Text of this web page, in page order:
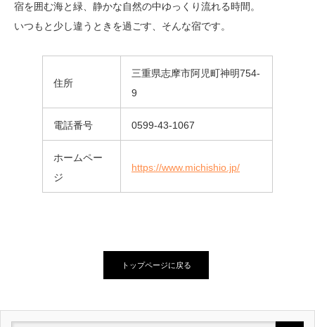
宿を囲む海と緑、静かな自然の中ゆっくり流れる時間。
いつもと少し違うときを過ごす、そんな宿です。
住所
三重県志摩市阿児町神明754-
9
電話番号 0599-43-1067
ホームペー
ジ
https://www.michishio.jp/
トップページに戻る